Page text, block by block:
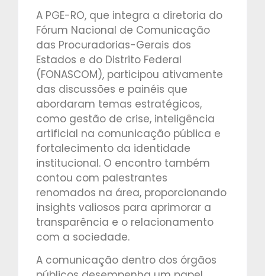
A PGE-RO, que integra a diretoria do
Fórum Nacional de Comunicação
das Procuradorias-Gerais dos
Estados e do Distrito Federal
(FONASCOM), participou ativamente
das discussões e painéis que
abordaram temas estratégicos,
como gestão de crise, inteligência
artificial na comunicação pública e
fortalecimento da identidade
institucional. O encontro também
contou com palestrantes
renomados na área, proporcionando
insights valiosos para aprimorar a
transparência e o relacionamento
com a sociedade.
A comunicação dentro dos órgãos